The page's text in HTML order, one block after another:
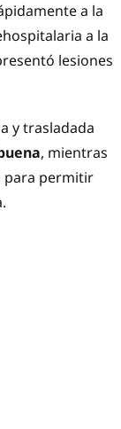
a la
a la
lesiones
y trasladada
, mientras
para permitir